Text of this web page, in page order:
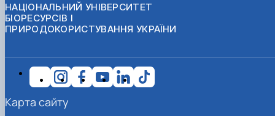
НАЦІОНАЛЬНИЙ УНІВЕРСИТЕТ
БІОРЕСУРСІВ І
ПРИРОДОКОРИСТУВАННЯ УКРАЇНИ
Карта сайту